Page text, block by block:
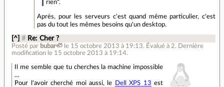
rien".
Après, pour les serveurs c'est quand même particulier, c'est
pas du tout les mêmes besoins qu'un desktop.
[^] # Re: Cher ?
Posté par bubar🦥 le 15 octobre 2013 à 19:13. Évalué à 2.
Dernière
modification le 15 octobre 2013 à 19:14.
Il me semble que tu cherches la machine impossible
…
Pour l'avoir cherché moi aussi, le
Dell XPS 13 est